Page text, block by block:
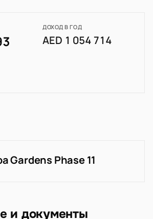
ДОХОД В ГОД
AED 1 054 714
Gardens Phase 11
и документы